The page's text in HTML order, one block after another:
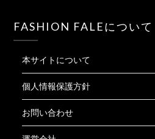
FASHION FALEについて
本サイトについて
個人情報保護方針
お問い合わせ